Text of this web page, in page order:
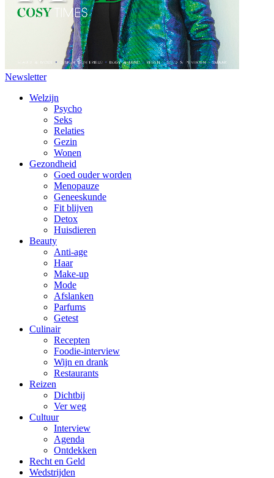
Newsletter
Welzijn
Psycho
Seks
Relaties
Gezin
Wonen
Gezondheid
Goed ouder worden
Menopauze
Geneeskunde
Fit blijven
Detox
Huisdieren
Beauty
Anti-age
Haar
Make-up
Mode
Afslanken
Parfums
Getest
Culinair
Recepten
Foodie-interview
Wijn en drank
Restaurants
Reizen
Dichtbij
Ver weg
Cultuur
Interview
Agenda
Ontdekken
Recht en Geld
Wedstrijden